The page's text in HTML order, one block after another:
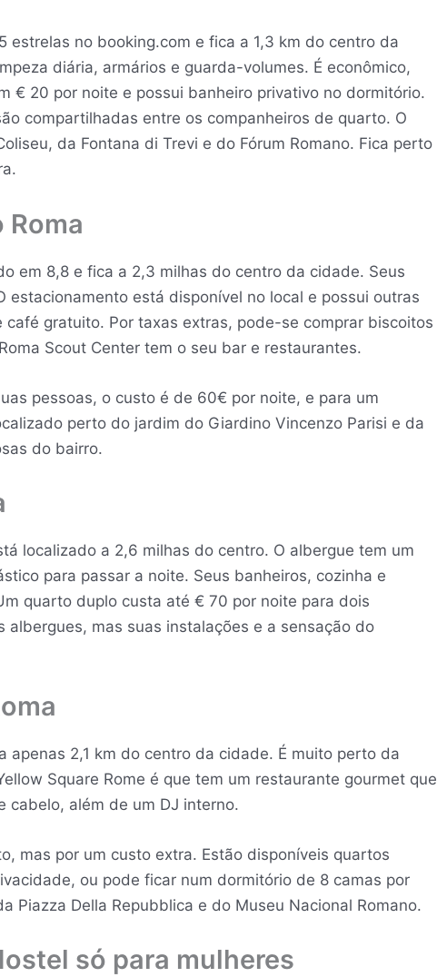
estrelas no booking.com e fica a 1,3 km do centro da
diária, armários e guarda-volumes. É econômico,
€ 20 por noite e possui banheiro privativo no dormitório.
compartilhadas entre os companheiros de quarto. O
da Fontana di Trevi e do Fórum Romano. Fica perto
Roma
em 8,8 e fica a 2,3 milhas do centro da cidade. Seus
estacionamento está disponível no local e possui outras
gratuito. Por taxas extras, pode-se comprar biscoitos
Scout Center tem o seu bar e restaurantes.
pessoas, o custo é de 60€ por noite, e para um
perto do jardim do Giardino Vincenzo Parisi e da
do bairro.
localizado a 2,6 milhas do centro. O albergue tem um
para passar a noite. Seus banheiros, cozinha e
quarto duplo custa até € 70 por noite para dois
albergues, mas suas instalações e a sensação do
apenas 2,1 km do centro da cidade. É muito perto da
Square Rome é que tem um restaurante gourmet que
cabelo, além de um DJ interno.
mas por um custo extra. Estão disponíveis quartos
ou pode ficar num dormitório de 8 camas por
Piazza Della Repubblica e do Museu Nacional Romano.
só para mulheres